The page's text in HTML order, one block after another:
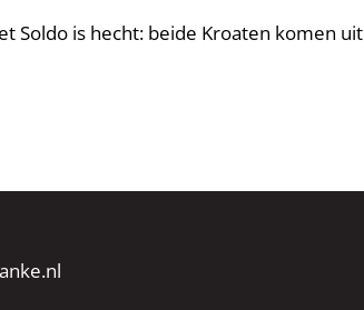
Soldo is hecht: beide Kroaten komen uit